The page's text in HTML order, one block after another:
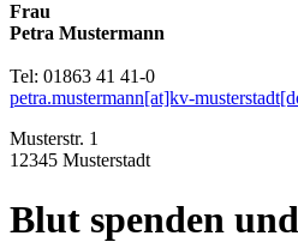
Frau
Petra Mustermann
Tel: 01863 41 41-0
petra.mustermann[at]kv-
Musterstr. 1
12345 Musterstadt
Blut spenden